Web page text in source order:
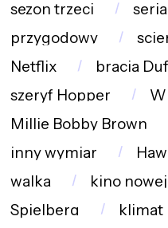
sezon trzeci
przygodowy
Netflix
bracia
szeryf Hopper
Millie Bobby Brown
inny wymiar
walka
kino
Spielberg
klimat